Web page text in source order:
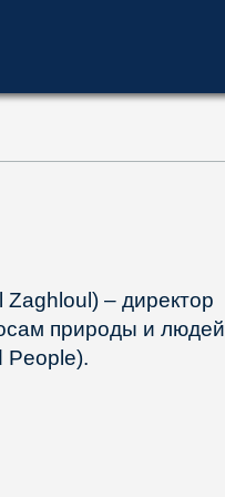
– директор
природы и людей
People).